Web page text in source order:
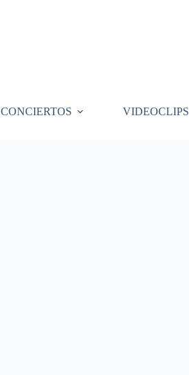
CONCIERTOS VIDEOCLIPS